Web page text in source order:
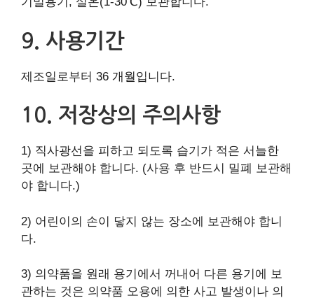
9. 사용기간
제조일로부터 36 개월입니다.
10. 저장상의 주의사항
1) 직사광선을 피하고 되도록 습기가 적은 서늘한
곳에 보관해야 합니다. (사용 후 반드시 밀폐 보관해
야 합니다.)
2) 어린이의 손이 닿지 않는 장소에 보관해야 합니
다.
3) 의약품을 원래 용기에서 꺼내어 다른 용기에 보
관하는 것은 의약품 오용에 의한 사고 발생이나 의